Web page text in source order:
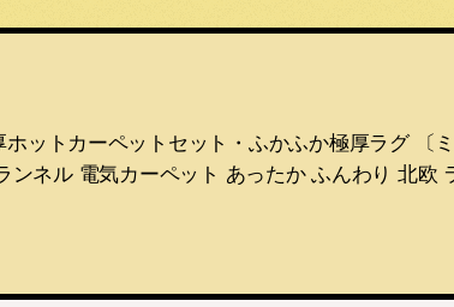
ットカーペットセット・ふかふか極厚ラグ 〔
ンネル 電気カーペット あったか ふんわり 北欧